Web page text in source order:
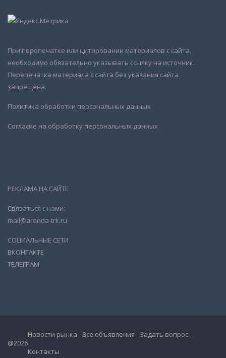
При перепечатке или цитировании материалов с сайта,
необходимо обязательно указывать ссылку на источник.
Перепечатка материала с сайта без указания сайта
запрещена.
Политика обработки персональных данных
Согласие на обработку персональных данных
РЕКЛАМА НА САЙТЕ
Связаться с нами:
mail@arenda-trk.ru
СОЦИАЛЬНЫЕ СЕТИ
ВКОНТАКТЕ
ТЕЛЕГРАМ
@2026
Новости рынка Все объявления
Задать вопрос…
Контакты